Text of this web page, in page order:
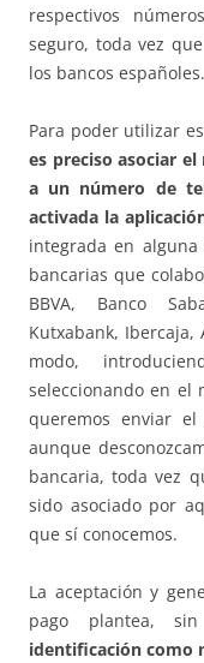
respectivos
seguro, toda vez
los bancos españoles.
Para poder utilizar
es preciso asociar
a un número de
activada la
integrada en
bancarias que
BBVA, Banco
Kutxabank, Ibercaja,
modo,
seleccionando en el
queremos enviar
aunque
bancaria, toda vez
sido asociado por
que sí conocemos.
La aceptación y
pago plantea,
identificación como